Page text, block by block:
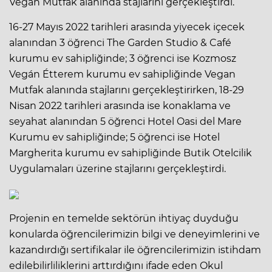
16-27 Mayıs 2022 tarihleri arasında yiyecek içecek
alanından 3 öğrenci The Garden Studio & Café
kurumu ev sahipliğinde; 3 öğrenci ise Kozmosz
Vegán Étterem kurumu ev sahipliğinde Vegan
Mutfak alanında stajlarını gerçekleştirirken, 18-29
Nisan 2022 tarihleri arasında ise konaklama ve
seyahat alanından 5 öğrenci Hotel Oasi del Mare
Kurumu ev sahipliğinde; 5 öğrenci ise Hotel
Margherita kurumu ev sahipliğinde Butik Otelcilik
Uygulamaları üzerine stajlarını gerçekleştirdi.
Projenin en temelde sektörün ihtiyaç duyduğu
konularda öğrencilerimizin bilgi ve deneyimlerini ve
kazandırdığı sertifikalar ile öğrencilerimizin istihdam
edilebilirliliklerini arttırdığını ifade eden Okul